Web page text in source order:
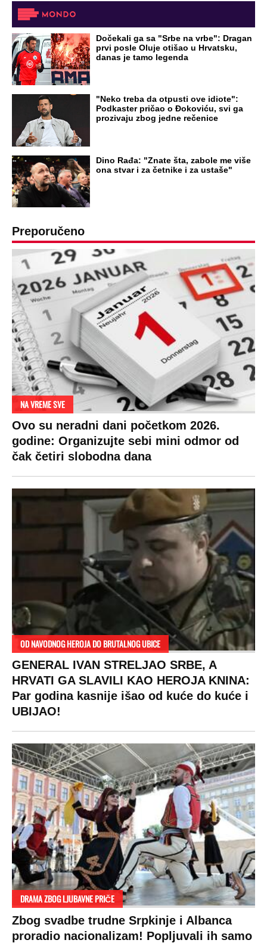
Dočekali ga sa "Srbe na vrbe": Dragan
prvi posle Oluje otišao u Hrvatsku,
danas je tamo legenda
"Neko treba da otpusti ove idiote":
Podkaster pričao o Đokoviću, svi ga
prozivaju zbog jedne rečenice
Dino Rađa: "Znate šta, zabole me više
ona stvar i za četnike i za ustaše"
Preporučeno
NA VREME SVE
Ovo su neradni dani početkom 2026.
godine: Organizujte sebi mini odmor od
čak četiri slobodna dana
OD NAVODNOG HEROJA DO BRUTALNOG UBICE
GENERAL IVAN STRELJAO SRBE, A
HRVATI GA SLAVILI KAO HEROJA KNINA:
Par godina kasnije išao od kuće do kuće i
UBIJAO!
DRAMA ZBOG LJUBAVNE PRIČE
Zbog svadbe trudne Srpkinje i Albanca
proradio nacionalizam! Popljuvali ih samo